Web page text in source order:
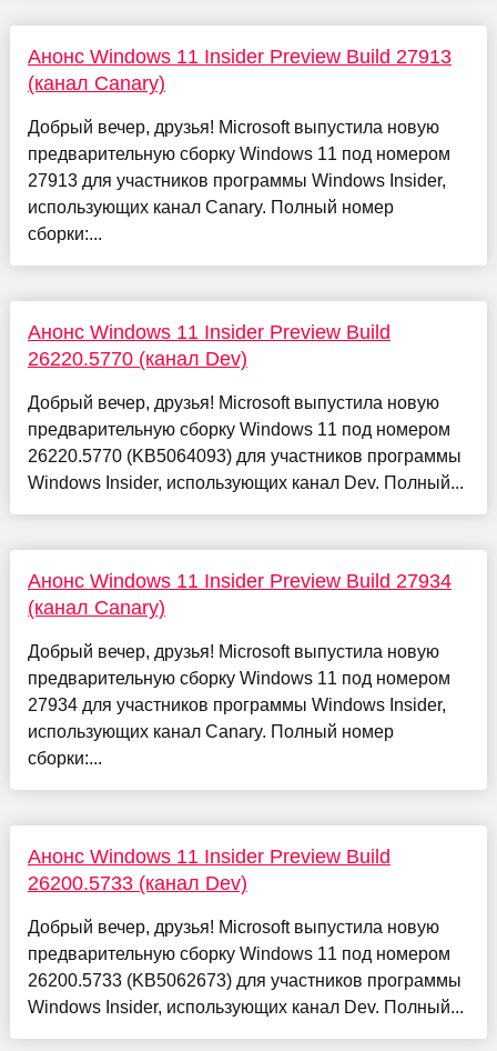
Анонс Windows 11 Insider Preview Build 27913
(канал Canary)
Добрый вечер, друзья! Microsoft выпустила новую
предварительную сборку Windows 11 под номером
27913 для участников программы Windows Insider,
использующих канал Canary. Полный номер
сборки:...
Анонс Windows 11 Insider Preview Build
26220.5770 (канал Dev)
Добрый вечер, друзья! Microsoft выпустила новую
предварительную сборку Windows 11 под номером
26220.5770 (KB5064093) для участников программы
Windows Insider, использующих канал Dev. Полный...
Анонс Windows 11 Insider Preview Build 27934
(канал Canary)
Добрый вечер, друзья! Microsoft выпустила новую
предварительную сборку Windows 11 под номером
27934 для участников программы Windows Insider,
использующих канал Canary. Полный номер
сборки:...
Анонс Windows 11 Insider Preview Build
26200.5733 (канал Dev)
Добрый вечер, друзья! Microsoft выпустила новую
предварительную сборку Windows 11 под номером
26200.5733 (KB5062673) для участников программы
Windows Insider, использующих канал Dev. Полный...